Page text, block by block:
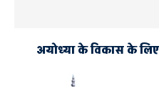
अयोध्या के विकास के